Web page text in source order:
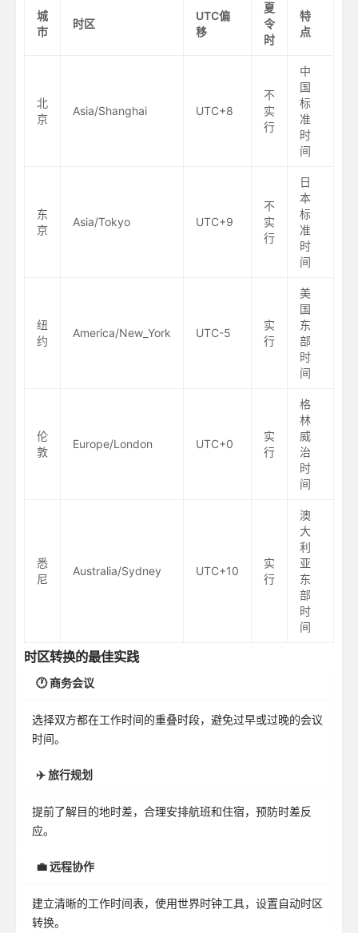
城
市
时区
UTC偏
移
夏
令
时
特
点
北
京
Asia/Shanghai UTC+8
不
实
行
中
国
标
准
时
间
东
京
Asia/Tokyo UTC+9
不
实
行
日
本
标
准
时
间
纽
约
America/New_York UTC-5
实
行
美
国
东
部
时
间
伦
敦
Europe/London UTC+0
实
行
格
林
威
治
时
间
悉
尼
Australia/Sydney UTC+10
实
行
澳
大
利
亚
东
部
时
间
时区转换的最佳实践
🕐 商务会议
选择双方都在工作时间的重叠时段，避免过早或过晚的会议
时间。
✈️ 旅行规划
提前了解目的地时差，合理安排航班和住宿，预防时差反
应。
💼 远程协作
建立清晰的工作时间表，使用世界时钟工具，设置自动时区
转换。